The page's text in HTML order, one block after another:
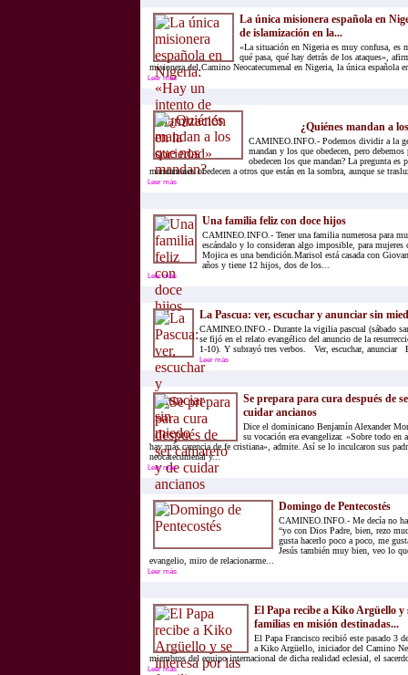
La única misionera española en
de islamización en la...
«La situación en Nigeria es muy confusa, es
qué pasa, qué hay detrás de los ataques»,
misionera del Camino Neocatecumenal en Nigeria, la única española
Leer más
¿Quiénes mandan a
CAMINEO.INFO.- Podemos dividir a la
mandan y los que obedecen, pero debemos
obedecen los que mandan? La pregunta es
mandamases obedecen a otros que están en la sombra, aunque se
Leer más
Una familia feliz con doce hijos
CAMINEO.INFO.- Tener una familia numerosa para
escándalo y lo consideran algo imposible, para
Mojica es una bendición.Marisol está casada con
años y tiene 12 hijos, dos de los...
Leer más
La Pascua: ver, escuchar y anunciar sin
CAMINEO.INFO.- Durante la vigilia pascual (sábado
se fijó en el relato evangélico del anuncio de la
1-10). Y subrayó tres verbos. Ver, escuchar, anunciar
Leer más
Se prepara para cura después de
cuidar ancianos
Dice el dominicano Benjamín Alexander
su vocación era evangelizar. «Sobre todo en
hay más carencia de fe cristiana», admite. Así se lo inculcaron sus
neocatecumenal y...
Leer más
Domingo de Pentecostés
CAMINEO.INFO.- Me decía no
“yo con Dios Padre, bien, rezo
gusta hacerlo poco a poco, me
Jesús también muy bien, veo lo
evangelio, miro de relacionarme...
Leer más
El Papa recibe a Kiko Argüello y
familias en misión destinadas...
El Papa Francisco recibió este pasado 3
a Kiko Argüello, iniciador del Camino
miembros del equipo internacional de dicha realidad eclesial, el
Leer más